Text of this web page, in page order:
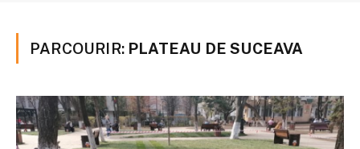
PARCOURIR: PLATEAU DE SUCEAVA